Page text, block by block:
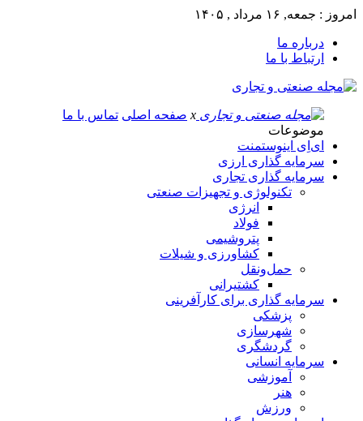
امروز : جمعه, ۱۶ مرداد , ۱۴۰۵
درباره ما
ارتباط با ما
x صفحه اصلی تماس با ما
موضوعات
ای‌اِی اینوستمنت
سرمایه گذاری ارزی
سرمایه گذاری تجاری
تکنولوژی و تجهیزات صنعتی
انرژی
فولاد
پتروشیمی
کشاورزی و شیلات
حمل‌و‌نقل
کشتیرانی
سرمایه گذاری برای کارآفرینی
پزشکی
شهرسازی
گردشگری
سرمایه انسانی
آموزشی
هنر
ورزش